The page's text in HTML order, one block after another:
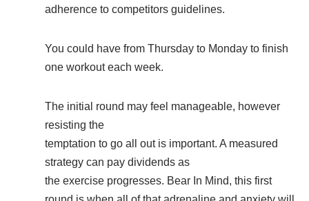
adherence to competitors guidelines.
You could have from Thursday to Monday to finish
one workout each week.
The initial round may feel manageable, however
resisting the
temptation to go all out is important. A measured
strategy can pay dividends as
the exercise progresses. Bear In Mind, this first